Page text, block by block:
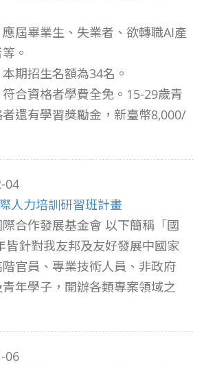
屆畢業生、失業者、欲轉職AI產
。
期招生名額為34名。
合資格者學費全免。15-29歲青
還有學習獎勵金，新臺幣8,000/
04
人力培訓研習班計畫
合作發展基金會 以下簡稱「國
皆針對我友邦及友好發展中國家
官員、專業技術人員、非政府
年學子，開辦各類專案領域之
06